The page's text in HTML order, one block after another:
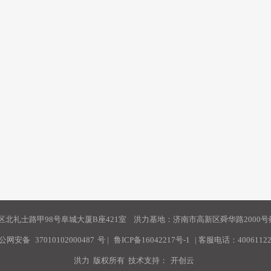
北礼士路甲98号阜城大厦B座421室 洪力基地：济南市高新区舜华路2000号
网安备 37010102000487 号 | 鲁ICP备16042217号-1 | 客服电话：
洪力 版权所有 技术支持： 开创云